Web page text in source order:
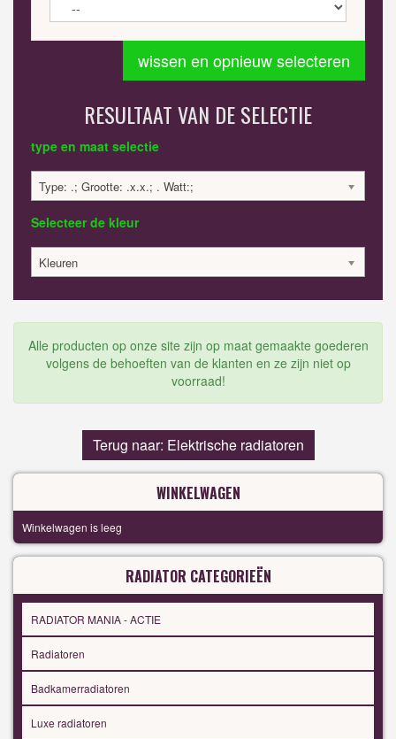
wissen en opnieuw selecteren
RESULTAAT VAN DE SELECTIE
type en maat selectie
Type: .; Grootte: .x.x.; . Watt:;
Selecteer de kleur
Kleuren
Alle producten op onze site zijn op maat gemaakte goederen
volgens de behoeften van de klanten en ze zijn niet op
voorraad!
Terug naar: Elektrische radiatoren
WINKELWAGEN
Winkelwagen is leeg
RADIATOR CATEGORIEËN
RADIATOR MANIA - ACTIE
Radiatoren
Badkamerradiatoren
Luxe radiatoren